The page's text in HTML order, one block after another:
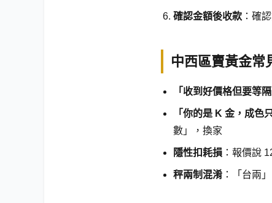
確認金額後收款 ：確
中西區賣黃金常
「收到好價格但要等隔
「你的是 K 金，成色
數」，換家
隱性扣耗損 ：報價說
秤兩制混淆 ：「台兩